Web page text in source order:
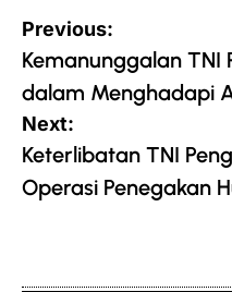
Post
navigation
Previous:
Kemanunggalan TNI
dalam Menghadapi
Next:
Keterlibatan TNI
Operasi Penegakan